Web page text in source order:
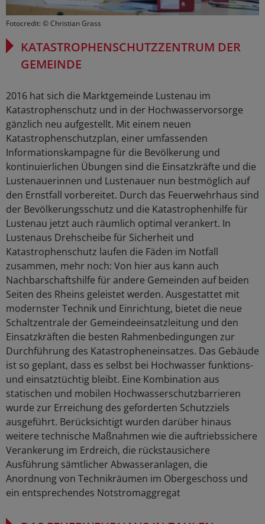
Fotocredit: © Christian Grass
KATASTROPHENSCHUTZZENTRUM DER
GEMEINDE
2016 hat sich die Marktgemeinde Lustenau im
Katastrophenschutz und in der Hochwasservorsorge
gänzlich neu aufgestellt. Mit einem neuen
Katastrophenschutzplan, einer umfassenden
Informationskampagne für die Bevölkerung und
kontinuierlichen Übungen sind die Einsatzkräfte und die
Lustenauerinnen und Lustenauer nun bestmöglich auf
den Ernstfall vorbereitet. Durch das Feuerwehrhaus sind
der Bevölkerungsschutz und die Katastrophenhilfe für
Lustenau jetzt auch räumlich optimal verankert. In
Lustenaus Drehscheibe für Sicherheit und
Katastrophenschutz laufen die Fäden im Notfall
zusammen, mehr noch: Von hier aus kann auch
Nachbarschaftshilfe für andere Gemeinden auf beiden
Seiten des Rheins geleistet werden. Ausgestattet mit
modernster Technik und Einrichtung, bietet die neue
Schaltzentrale der Gemeindeeinsatzleitung und den
Einsatzkräften die besten Rahmenbedingungen zur
Durchführung des Katastropheneinsatzes. Das Gebäude
ist so geplant, dass es selbst bei Hochwasser funktions-
und einsatztüchtig bleibt. Eine Kombination aus
statischen und mobilen Hochwasserschutzbarrieren
wurde zur Erreichung des geforderten Schutzziels
ausgeführt. Berücksichtigt wurden darüber hinaus
weitere technische Maßnahmen wie die auftriebssichere
Verankerung im Erdreich, die rückstausichere
Ausführung sämtlicher Abwasseranlagen, die
Anordnung von Technikräumen im Obergeschoss und
ein entsprechendes Notstromaggregat